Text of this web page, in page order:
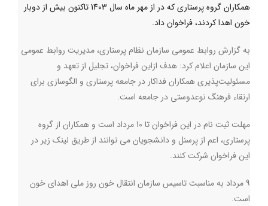
همکاران گروه پرستاری که در از مهر ماه سال 1403 تاکنون بیش از دوبار
خون اهدا کردند، فراخوان داد.
به گزارش روابط عمومی سازمان نظام پرستاری، مدیریت روابط عمومی
این سازمان اعلام کرد: هدف ازاین فراخوان، تجلیل از تعهد و
مسئولیت‌پذیری همکاران فداکار در جامعه پرستاری و الگوسازی برای
ارتقاء فرهنگ نوعدوستی در جامعه است.
مهلت ثبت نام در این فراخوان تا 10 مرداد است و همکاران از گروه
پرستاری، اعم از پرسنل و دانشجویان می توانند از طریق لینک زیر در
این فراخوان شرکت کنند.
9 مرداد به مناسبت تاسیس سازمان انتقال خون روز ملی اهدای خون
است.